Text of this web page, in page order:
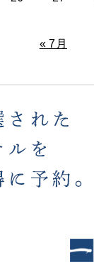
« 7月